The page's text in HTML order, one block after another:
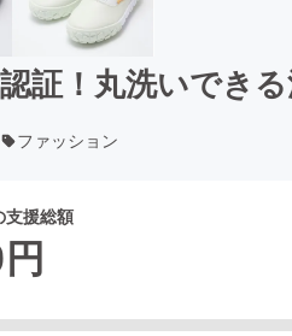
証！丸洗いでき
ファッション
支援総額
円